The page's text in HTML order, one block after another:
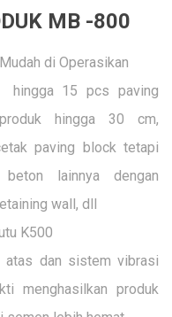
MB -800
di Operasikan
hingga 15 pcs paving
hingga 30 cm,
paving block tetapi
lainnya dengan
wall, dll
K500
atas dan sistem vibrasi
menghasilkan produk